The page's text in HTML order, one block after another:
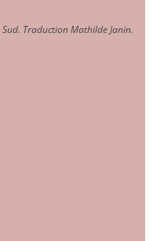
. Traduction Mathilde Janin.